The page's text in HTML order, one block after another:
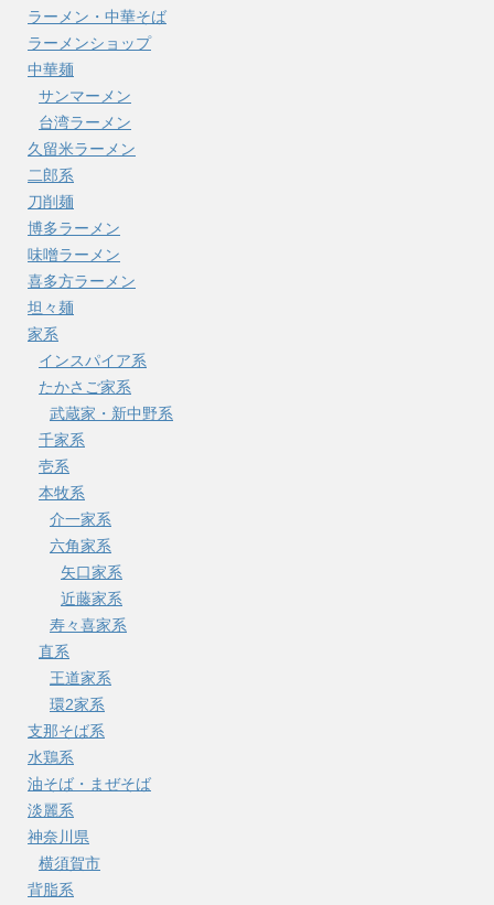
ラーメン・中華そば
ラーメンショップ
中華麺
サンマーメン
台湾ラーメン
久留米ラーメン
二郎系
刀削麺
博多ラーメン
味噌ラーメン
喜多方ラーメン
坦々麺
家系
インスパイア系
たかさご家系
武蔵家・新中野系
千家系
壱系
本牧系
介一家系
六角家系
矢口家系
近藤家系
寿々喜家系
直系
王道家系
環2家系
支那そば系
水鶏系
油そば・まぜそば
淡麗系
神奈川県
横須賀市
背脂系